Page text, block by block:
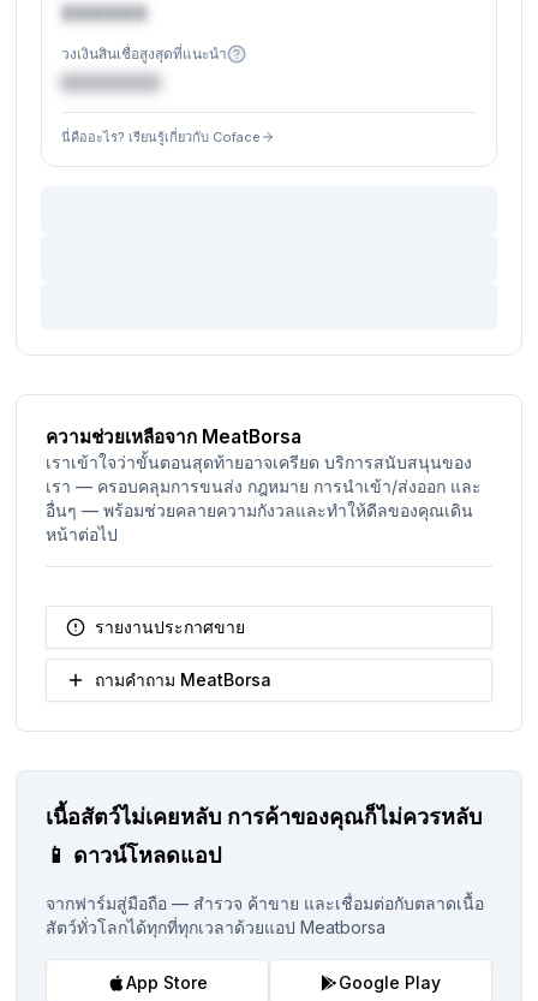
XXXXXX
วงเงินสินเชื่อสูงสุดที่แนะนำ
€XXXXXX
นี่คืออะไร? เรียนรู้เกี่ยวกับ Coface
ความช่วยเหลือจาก MeatBorsa
เราเข้าใจว่าขั้นตอนสุดท้ายอาจเครียด บริการสนับสนุนของ
เรา — ครอบคลุมการขนส่ง กฎหมาย การนำเข้า/ส่งออก และ
อื่นๆ — พร้อมช่วยคลายความกังวลและทำให้ดีลของคุณเดิน
หน้าต่อไป
รายงานประกาศขาย
ถามคำถาม MeatBorsa
เนื้อสัตว์ไม่เคยหลับ การค้าของคุณก็ไม่ควรหลับ
📱 ดาวน์โหลดแอป
จากฟาร์มสู่มือถือ — สำรวจ ค้าขาย และเชื่อมต่อกับตลาดเนื้อ
สัตว์ทั่วโลกได้ทุกที่ทุกเวลาด้วยแอป Meatborsa
App Store Google Play